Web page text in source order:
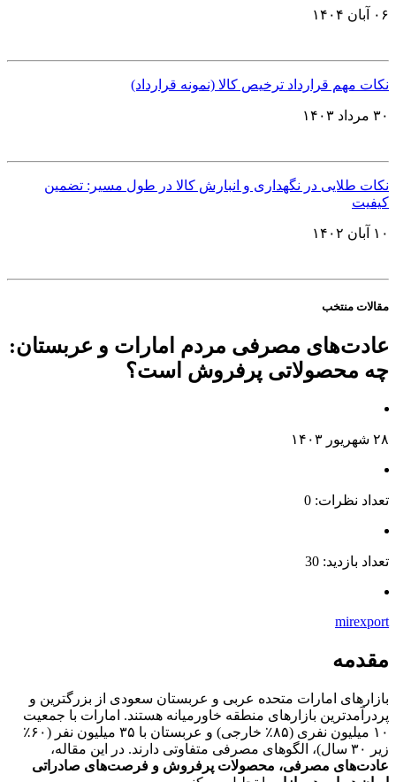
۰۶ آبان ۱۴۰۴
نکات مهم قرارداد ترخیص کالا (نمونه قرارداد)
۳۰ مرداد ۱۴۰۳
نکات طلایی در نگهداری و انبارش کالا در طول مسیر: تضمین
کیفیت
۱۰ آبان ۱۴۰۲
مقالات منتخب
عادت‌های مصرفی مردم امارات و عربستان:
چه محصولاتی پرفروش است؟
۲۸ شهریور ۱۴۰۳
تعداد نظرات: 0
تعداد بازدید: 30
mirexport
مقدمه
بازارهای امارات متحده عربی و عربستان سعودی از بزرگترین و
پردرآمدترین بازارهای منطقه خاورمیانه هستند. امارات با جمعیت
۱۰ میلیون نفری (۸۵٪ خارجی) و عربستان با ۳۵ میلیون نفر (۶۰٪
زیر ۳۰ سال)، الگوهای مصرفی متفاوتی دارند. در این مقاله،
عادت‌های مصرفی، محصولات پرفروش و فرصت‌های صادراتی